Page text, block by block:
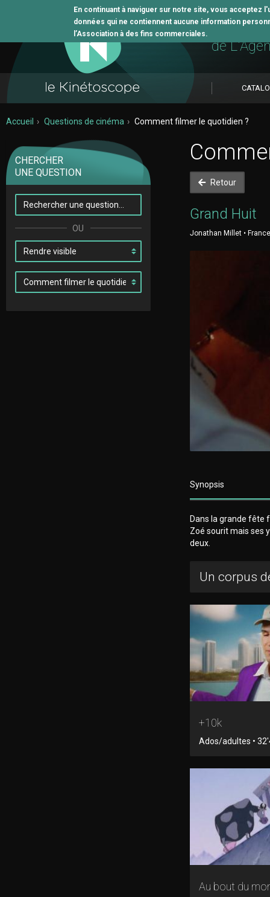
En continuant à naviguer sur notre site, vous
données qui ne contiennent aucune information
l’Association à des fins commerciales. L'outil
de
Accueil Questions de cinéma Comment filmer le quotidien ?
CHERCHER
UNE QUESTION
Retour
Grand Huit
Jonathan Millet •
Synopsis
Dans la grande fête
Zoé sourit mais ses
deux.
Un corpus
+10k
Ados/adultes •
Au bout du